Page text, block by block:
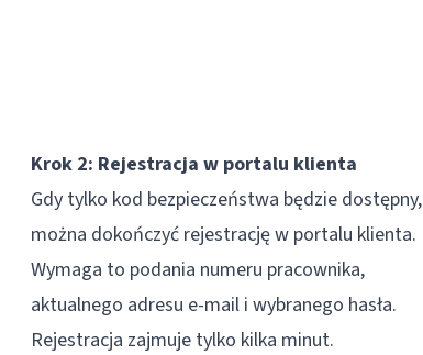
Krok 2: Rejestracja w portalu klienta
Gdy tylko kod bezpieczeństwa będzie dostępny,
można dokończyć rejestrację w portalu klienta.
Wymaga to podania numeru pracownika,
aktualnego adresu e-mail i wybranego hasła.
Rejestracja zajmuje tylko kilka minut.